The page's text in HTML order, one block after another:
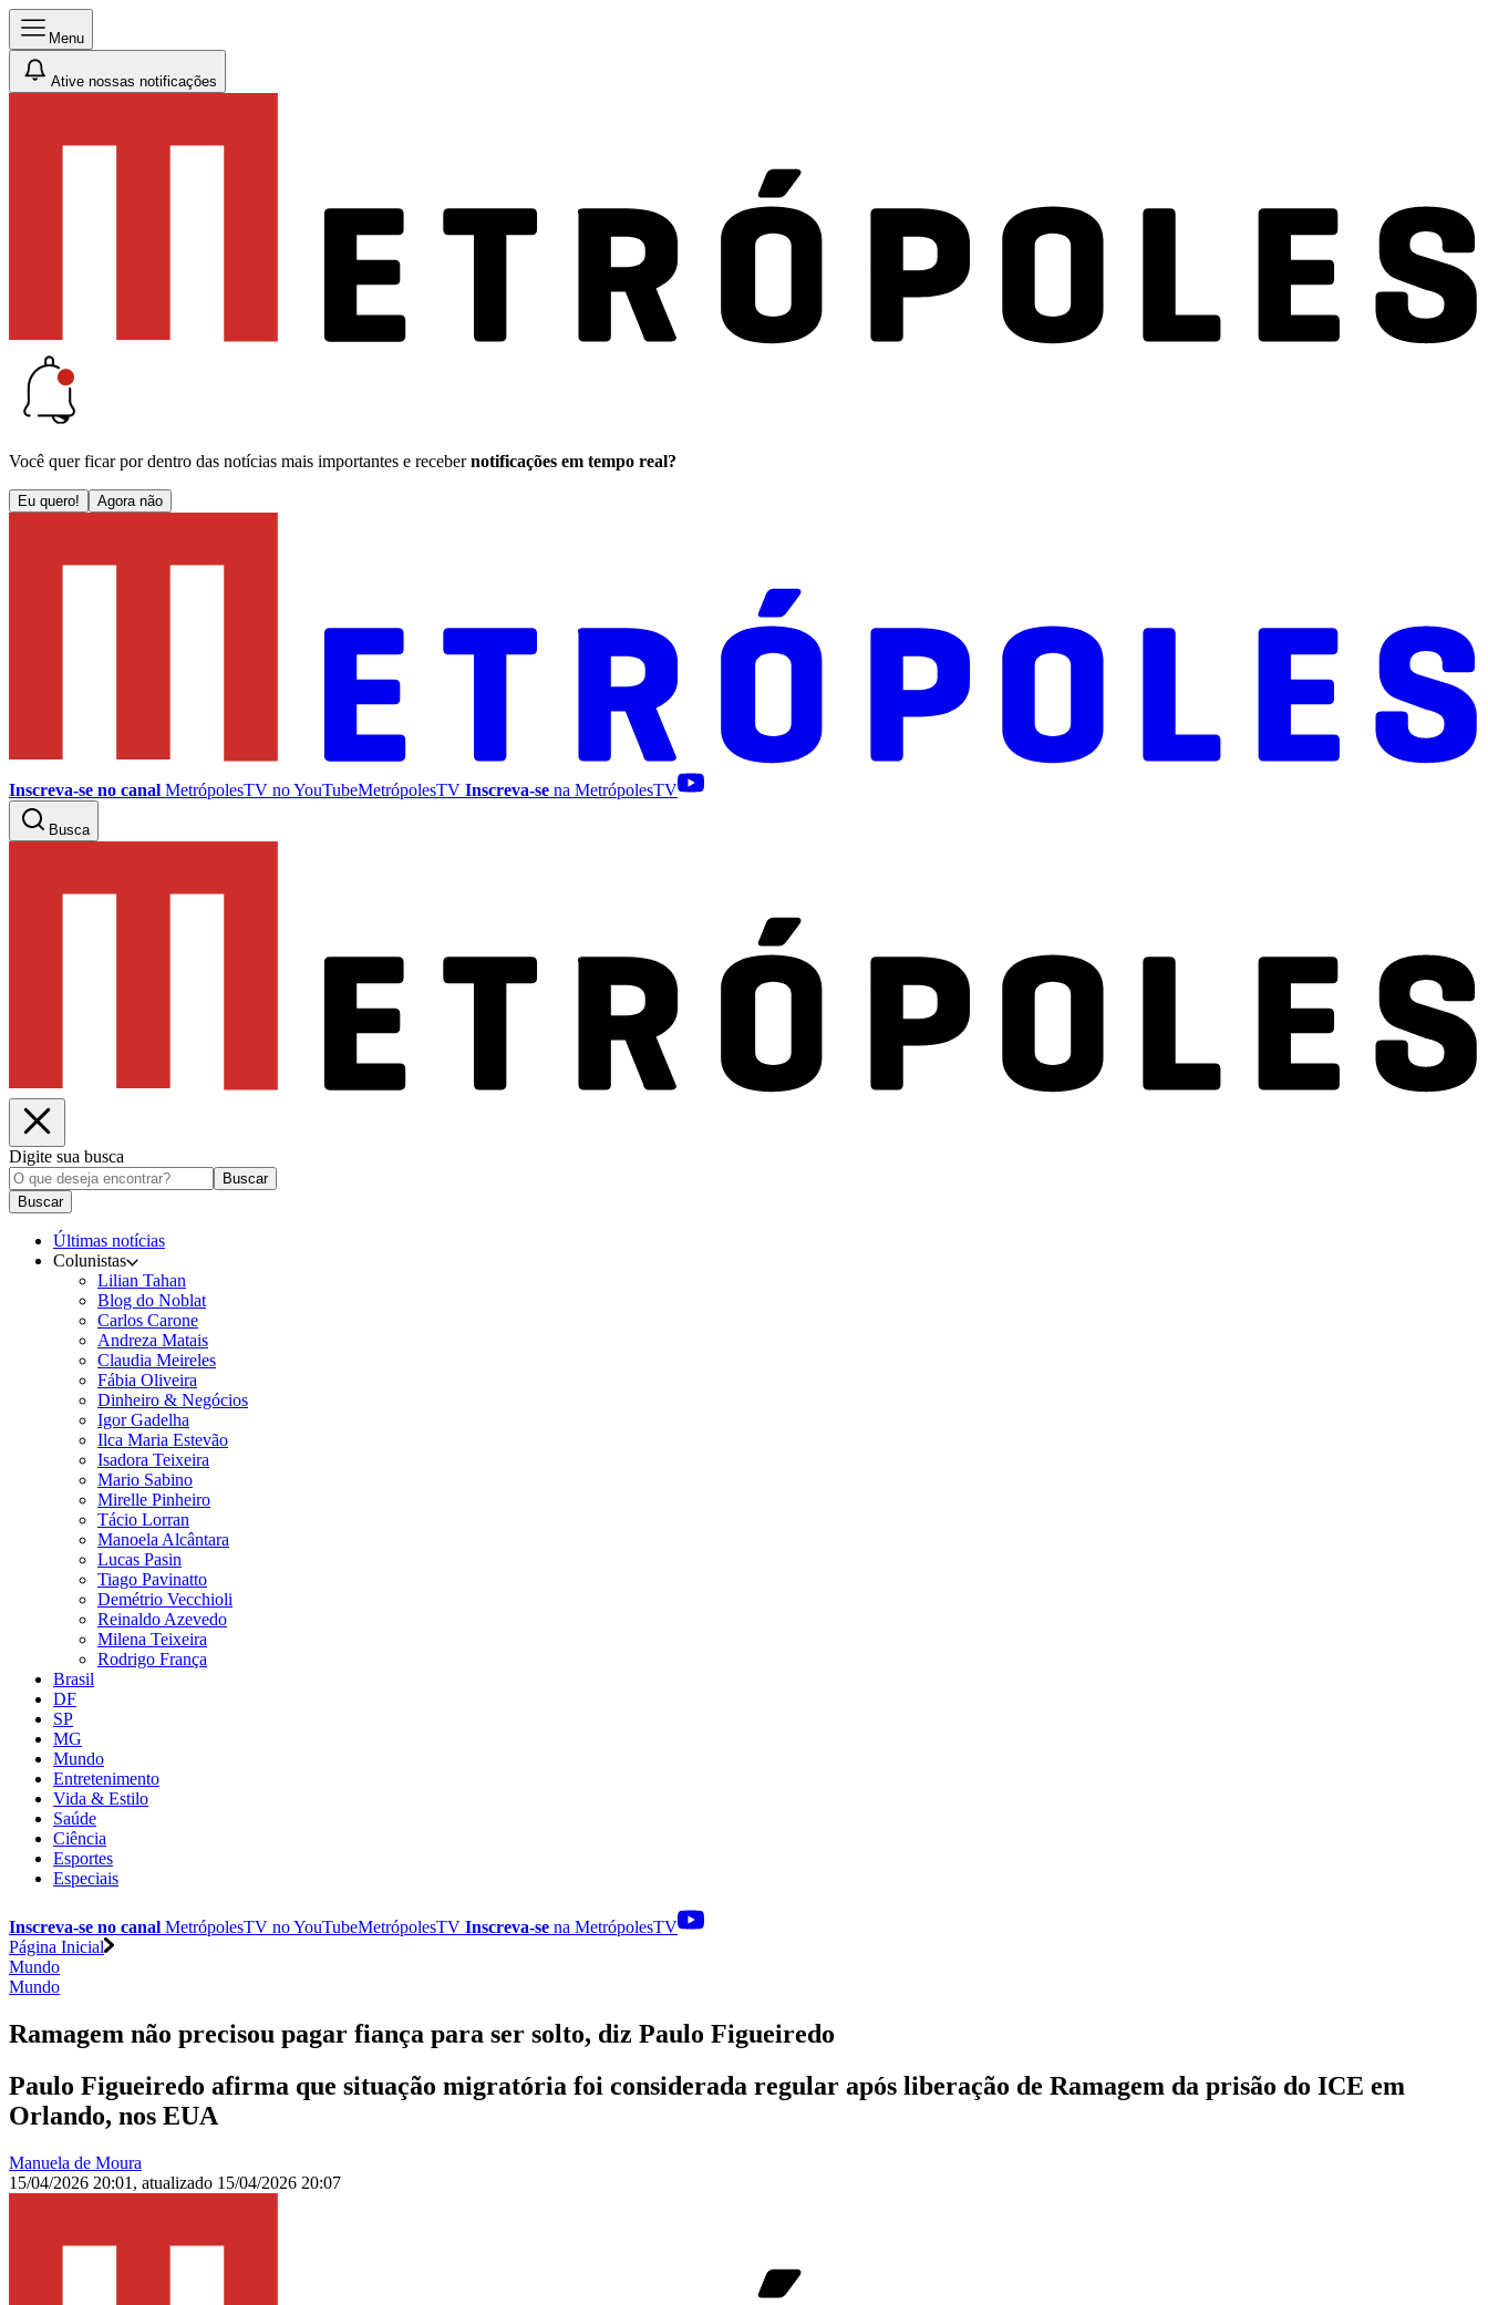
Menu
Ative nossas notificações
Você quer ficar por dentro das notícias mais importantes e receber notificações em tempo real?
Eu quero! Agora não
Inscreva-se no canal MetrópolesTV noYouTubeMetrópolesTV Inscreva-se na MetrópolesTV
Busca
Digite sua busca
Buscar
Buscar
Últimas notícias
Colunistas
Lilian Tahan
Blog do Noblat
Carlos Carone
Andreza Matais
Claudia Meireles
Fábia Oliveira
Dinheiro & Negócios
Igor Gadelha
Ilca Maria Estevão
Isadora Teixeira
Mario Sabino
Mirelle Pinheiro
Tácio Lorran
Manoela Alcântara
Lucas Pasin
Tiago Pavinatto
Demétrio Vecchioli
Reinaldo Azevedo
Milena Teixeira
Rodrigo França
Brasil
DF
SP
MG
Mundo
Entretenimento
Vida & Estilo
Saúde
Ciência
Esportes
Especiais
Inscreva-se no canal MetrópolesTV noYouTubeMetrópolesTV Inscreva-se na MetrópolesTV
Página Inicial
Mundo
Mundo
Ramagem não precisou pagar fiança para ser solto, diz Paulo Figueiredo
Paulo Figueiredo afirma que situação migratória foi considerada regular após liberação de Ramagem da prisão do ICE em
Orlando, nos EUA
Manuela de Moura
15/04/2026 20:01 , atualizado 15/04/2026 20:07